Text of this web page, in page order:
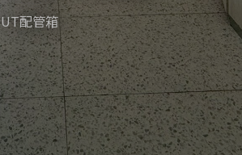
UT配管箱